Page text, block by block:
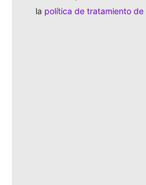
la política de tratamiento de